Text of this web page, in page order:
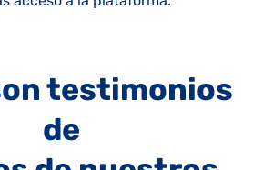
testimonios
de